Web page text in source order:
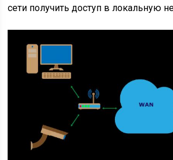
сети получить доступ в локальную